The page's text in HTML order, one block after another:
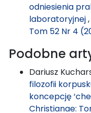
odniesienia
laboratoryjnej,
Tom 52 Nr 4
Podobne
Dariusz
filozofii
koncepcję
Christianae: